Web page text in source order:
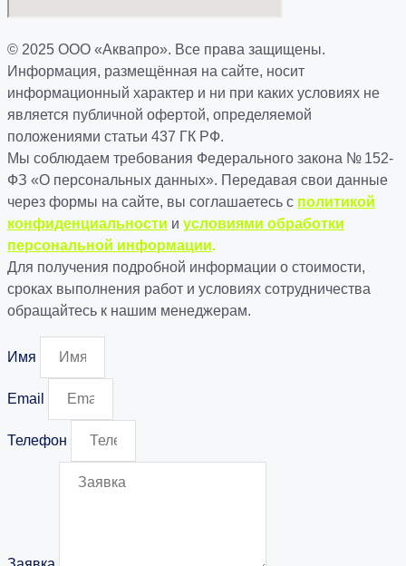
© 2025 ООО «Аквапро». Все права защищены.
Информация, размещённая на сайте, носит
информационный характер и ни при каких условиях не
является публичной офертой, определяемой
положениями статьи 437 ГК РФ.
Мы соблюдаем требования Федерального закона № 152-
ФЗ «О персональных данных». Передавая свои данные
через формы на сайте, вы соглашаетесь с политикой
конфиденциальности и условиями обработки
персональной информации.
Для получения подробной информации о стоимости,
сроках выполнения работ и условиях сотрудничества
обращайтесь к нашим менеджерам.
Имя
Email
Телефон